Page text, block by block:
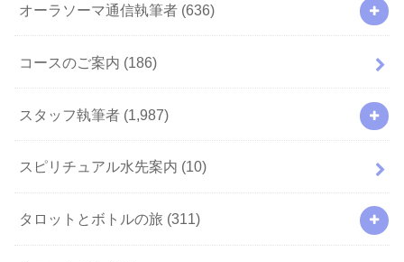
オーラソーマ通信執筆者 (636)
コースのご案内 (186)
スタッフ執筆者 (1,987)
スピリチュアル水先案内 (10)
タロットとボトルの旅 (311)